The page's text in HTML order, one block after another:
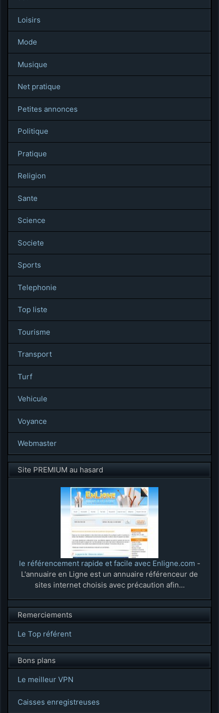
Loisirs
Mode
Musique
Net pratique
Petites annonces
Politique
Pratique
Religion
Sante
Science
Societe
Sports
Telephonie
Top liste
Tourisme
Transport
Turf
Vehicule
Voyance
Webmaster
Site PREMIUM au hasard
le référencement rapide et facile avec Enligne.com -
L'annuaire en Ligne est un annuaire référenceur de
sites internet choisis avec précaution afin...
Remerciements
Le Top référent
Bons plans
Le meilleur VPN
Caisses enregistreuses